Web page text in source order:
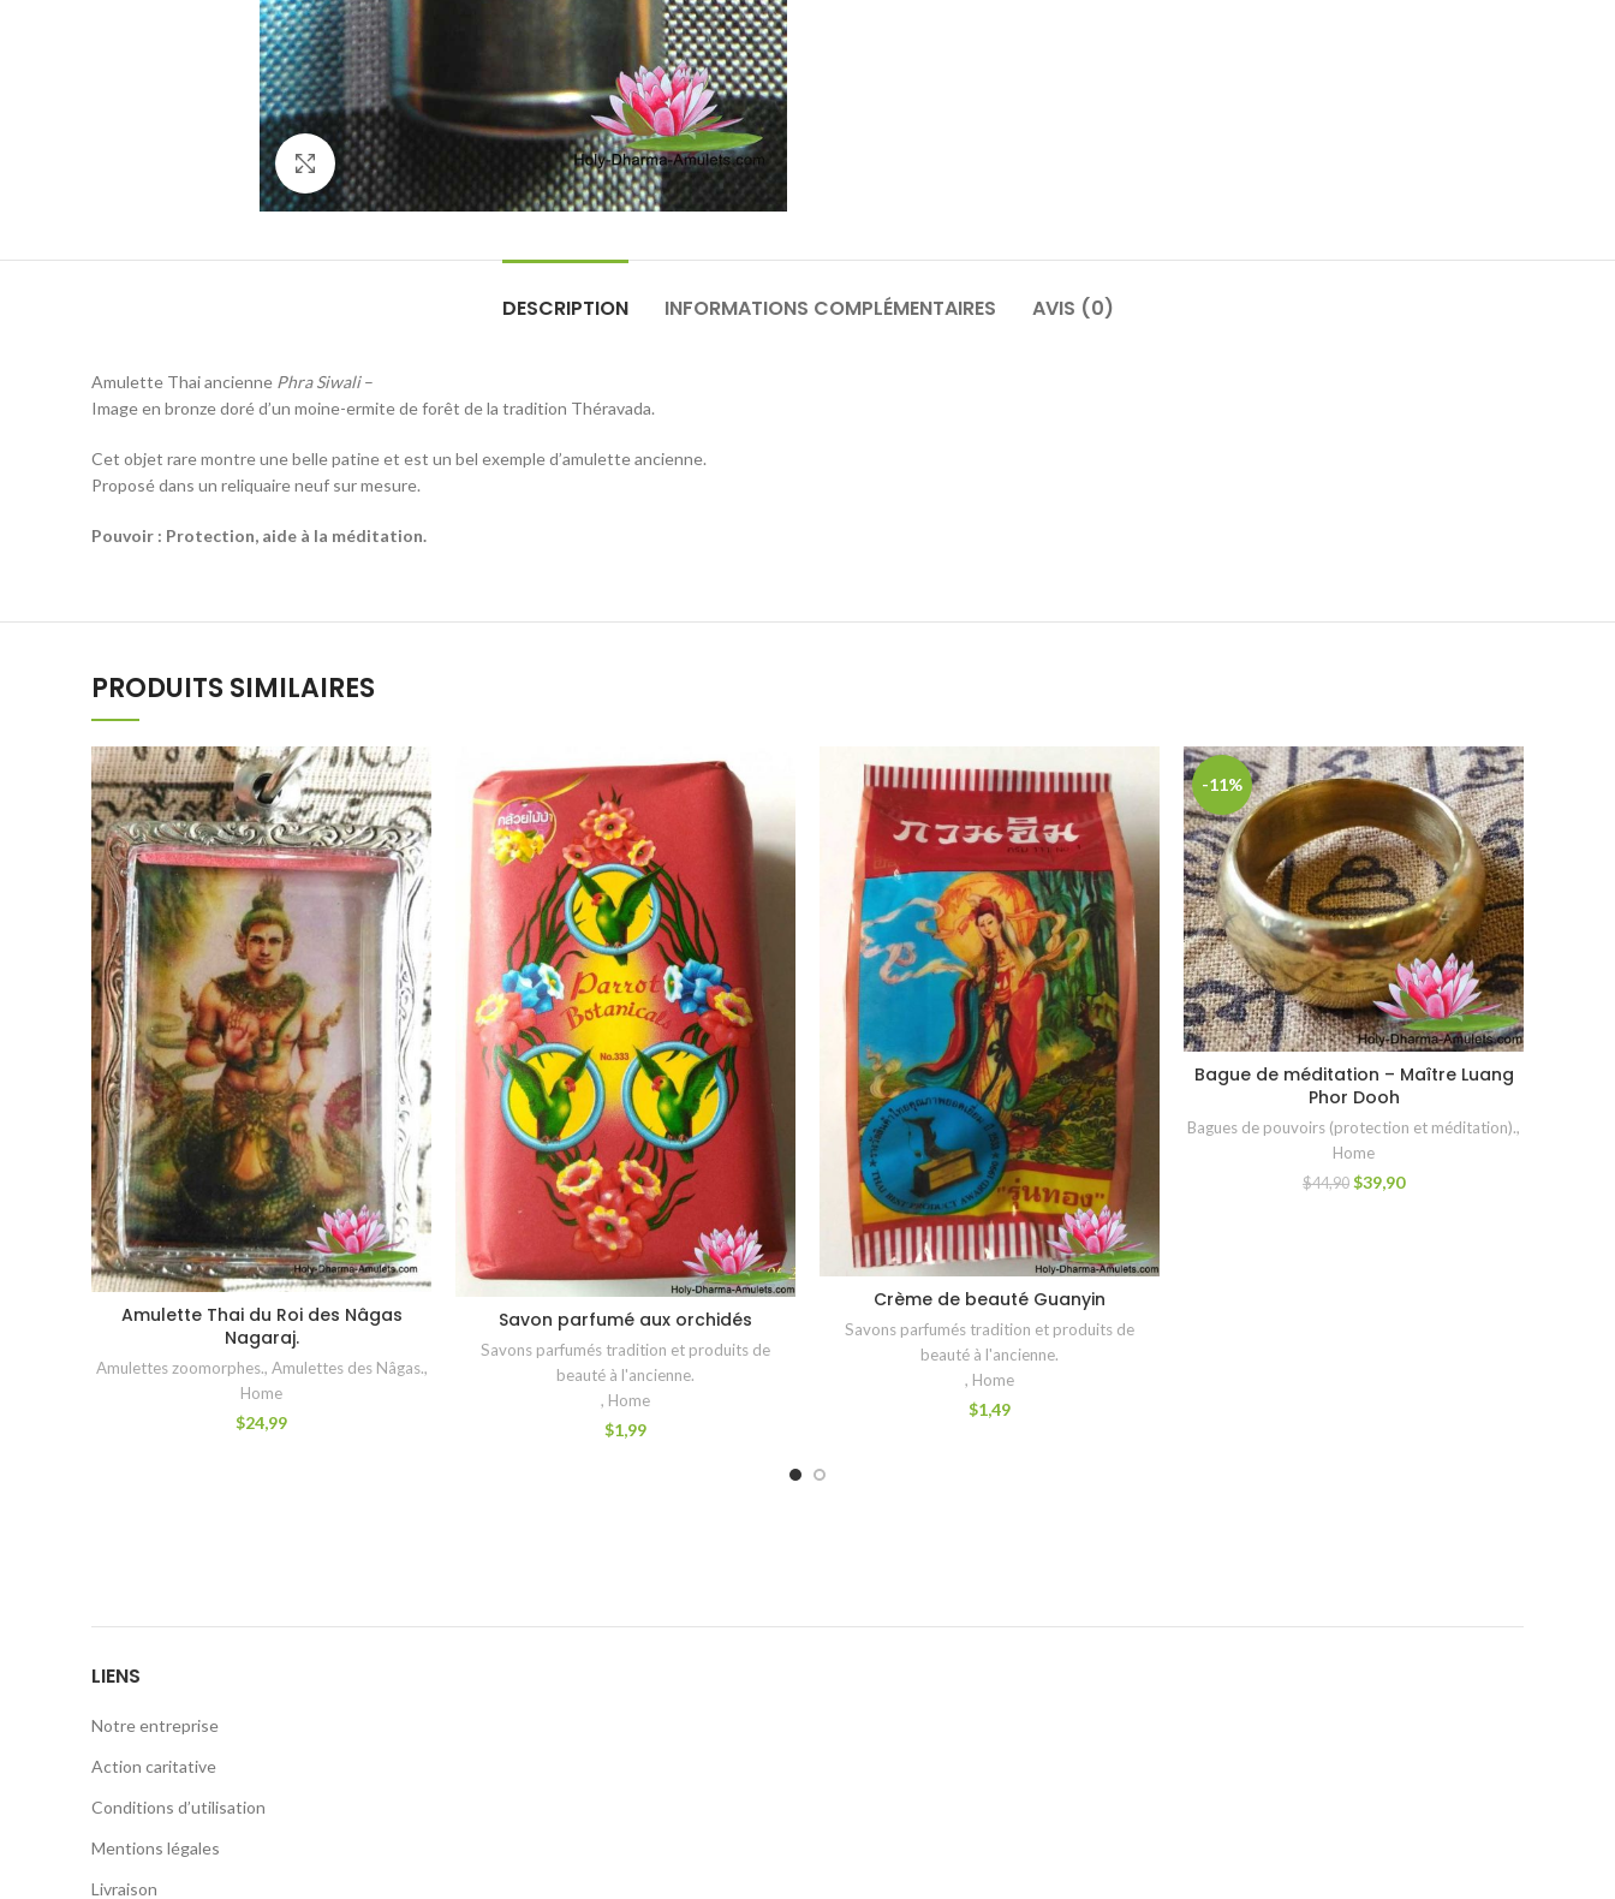
Agrandir
DESCRIPTION INFORMATIONS COMPLÉMENTAIRES AVIS (0)
Amulette Thai ancienne Phra Siwali–
Image en bronze doré d’un moine-ermite de forêt de la tradition Théravada.
Cet objet rare montre une belle patine et est un bel exemple d’amulette ancienne.
Proposé dans un reliquaire neuf sur mesure.
Pouvoir : Protection, aide à la méditation.
PRODUITS SIMILAIRES
AJOUTER AU PANIER
Amulette Thai du Roi des Nâgas
Nagaraj.
Amulettes zoomorphes., Amulettes des Nâgas.,
Home
$24,99
AJOUTER AU PANIER
Savon parfumé aux orchidés
Savons parfumés tradition et produits de
beauté à l'ancienne.
, Home
$1,99
AJOUTER AU PANIER
Crème de beauté Guanyin
Savons parfumés tradition et produits de
beauté à l'ancienne.
, Home
$1,49
-11%
CHOIX DES OPTIONS
Bague de méditation – Maître Luang
Phor Dooh
Bagues de pouvoirs (protection et méditation).,
Home
$44,90 $39,90
LIENS
Notre entreprise
Action caritative
Conditions d’utilisation
Mentions légales
Livraison